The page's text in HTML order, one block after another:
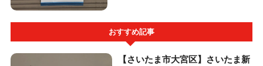
おすすめ記事
【さいたま市大宮区】さいたま新